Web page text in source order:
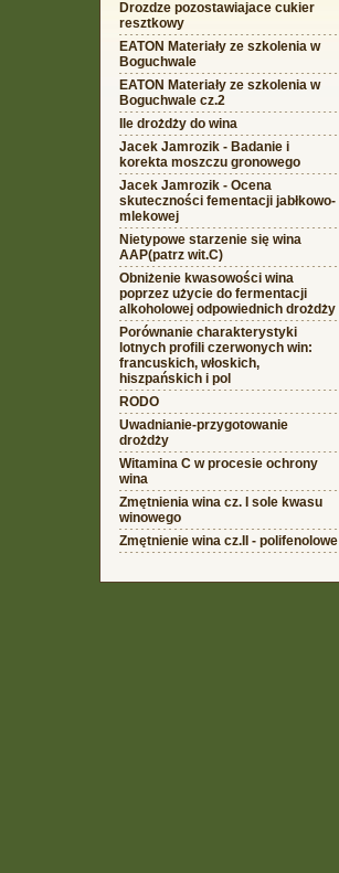
Drozdze pozostawiajace cukier
resztkowy
EATON Materiały ze szkolenia w
Boguchwale
EATON Materiały ze szkolenia w
Boguchwale cz.2
Ile drożdży do wina
Jacek Jamrozik - Badanie i
korekta moszczu gronowego
Jacek Jamrozik - Ocena
skuteczności fementacji jabłkowo-
mlekowej
Nietypowe starzenie się wina
AAP(patrz wit.C)
Obniżenie kwasowości wina
poprzez użycie do fermentacji
alkoholowej odpowiednich drożdży
Porównanie charakterystyki
lotnych profili czerwonych win:
francuskich, włoskich,
hiszpańskich i pol
RODO
Uwadnianie-przygotowanie
drożdży
Witamina C w procesie ochrony
wina
Zmętnienia wina cz. I sole kwasu
winowego
Zmętnienie wina cz.II - polifenolowe